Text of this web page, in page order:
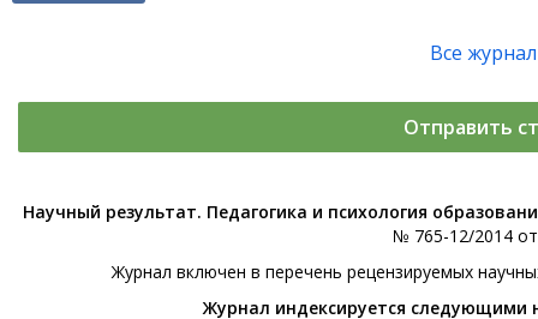
Все
Отправить
Научный результат. Педагогика и психология
№ 765-12/2014
Журнал включен в перечень рецензируемых
Журнал индексируется